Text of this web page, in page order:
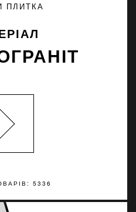
5336
ПЛИТКА